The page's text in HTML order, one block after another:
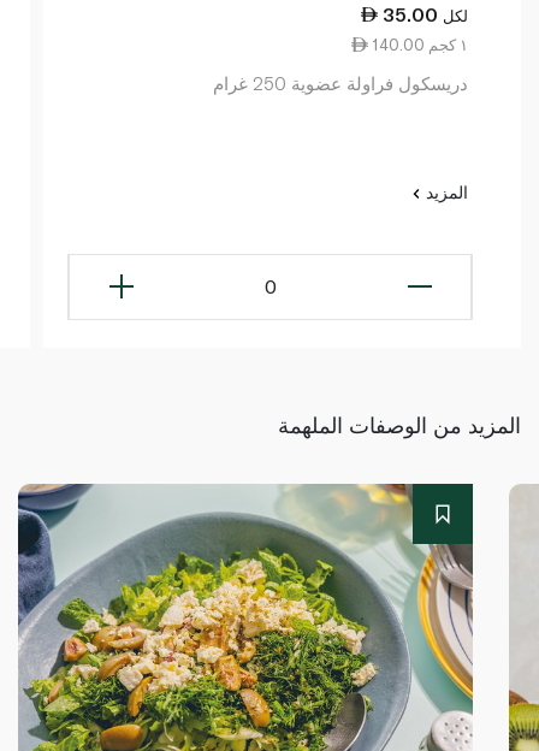
35.00 لكل
140.00 ١ كجم
دريسكول فراولة عضوية 250 غرام
المزيد
0
المزيد من الوصفات الملهمة